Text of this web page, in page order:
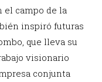
el campo de la
inspiró futuras
que lleva su
visionario
conjunta